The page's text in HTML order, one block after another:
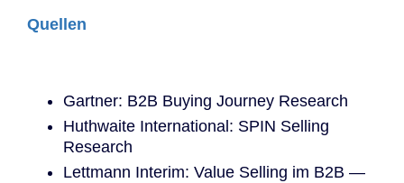
Quellen
Gartner: B2B Buying Journey Research
Huthwaite International: SPIN Selling
Research
Lettmann Interim: Value Selling im B2B —